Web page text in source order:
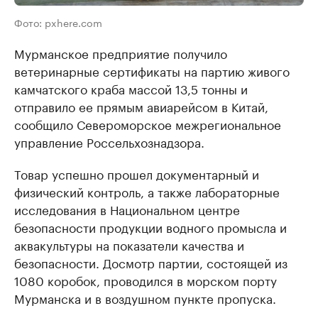
Фото: pxhere.com
Мурманское предприятие получило
ветеринарные сертификаты на партию живого
камчатского краба массой 13,5 тонны и
отправило ее прямым авиарейсом в Китай,
сообщило Североморское межрегиональное
управление Россельхознадзора.
Товар успешно прошел документарный и
физический контроль, а также лабораторные
исследования в Национальном центре
безопасности продукции водного промысла и
аквакультуры на показатели качества и
безопасности. Досмотр партии, состоящей из
1080 коробок, проводился в морском порту
Мурманска и в воздушном пункте пропуска.